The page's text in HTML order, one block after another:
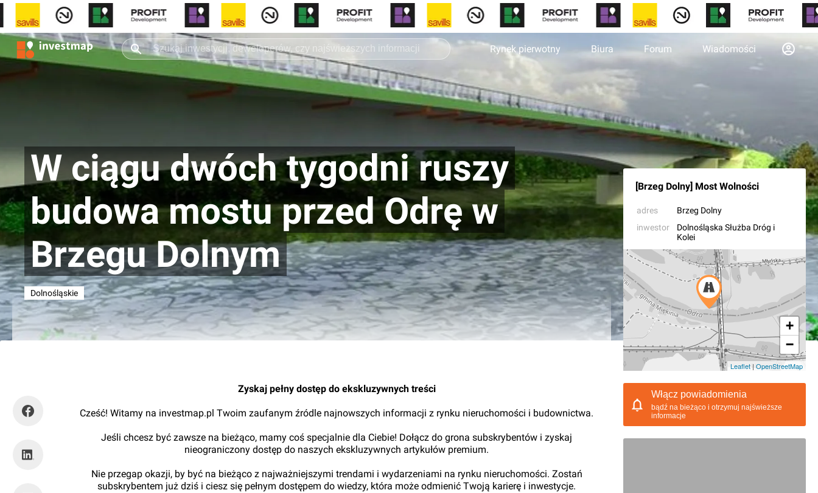
Rynek pierwotny Biura Forum Wiadomości
W ciągu dwóch tygodni ruszy
budowa mostu przed Odrę w
Brzegu Dolnym
Dolnośląskie
[Brzeg Dolny] Most Wolności
adres
Brzeg Dolny
inwestor
Dolnośląska Służba Dróg i
Kolei
+
−
Leaflet | OpenStreetMap
Zyskaj pełny dostęp do ekskluzywnych treści
Cześć! Witamy na investmap.pl Twoim zaufanym źródle najnowszych informacji z rynku nieruchomości i budownictwa.
Jeśli chcesz być zawsze na bieżąco, mamy coś specjalnie dla Ciebie! Dołącz do grona subskrybentów i zyskaj
nieograniczony dostęp do naszych ekskluzywnych artykułów premium.
Nie przegap okazji, by być na bieżąco z najważniejszymi trendami i wydarzeniami na rynku nieruchomości. Zostań
subskrybentem już dziś i ciesz się pełnym dostępem do wiedzy, która może odmienić Twoją karierę i inwestycje.
Włącz powiadomienia
bądź na bieżąco i otrzymuj najświeższe
informacje